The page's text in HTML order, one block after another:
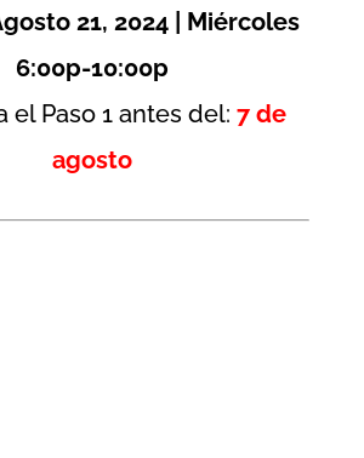
21, 2024 | Miércoles
6:00p-10:00p
el Paso 1 antes del:7 de
agosto